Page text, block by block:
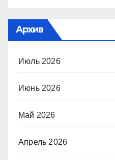
Архив
Июль 2026
Июнь 2026
Май 2026
Апрель 2026